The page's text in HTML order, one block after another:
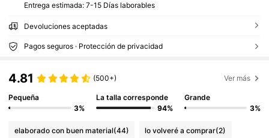
Entrega estimada: 7-15 Días laborables
Devoluciones aceptadas
Pagos seguros · Protección de privacidad
4.81 (500+) Ver más
Pequeña
3%
La talla corresponde
94%
Grande
3%
elaborado con buen material(44) lo volveré a comprar(2)